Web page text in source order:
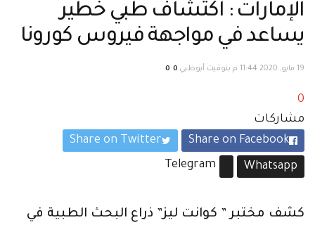
الإمارات : اكتشاف طبي خطير
يساعد في مواجهة فيروس كورونا
19 مايو, 2020 11:44 م بتوقيت أبوظبي 0
0
0
مشاركات
Share on Facebook
Share on Twitter
Whatsapp
Telegram
كشف مختبر ” كوانت ليز” ذراع البحث الطبية في